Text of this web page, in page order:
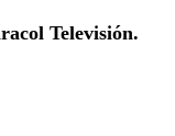
Televisión.